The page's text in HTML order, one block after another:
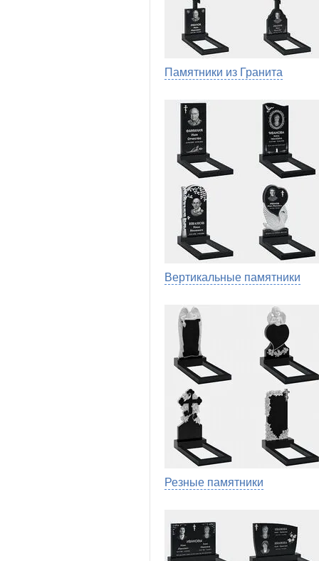
Памятники из Гранита
Вертикальные памятники
Резные памятники